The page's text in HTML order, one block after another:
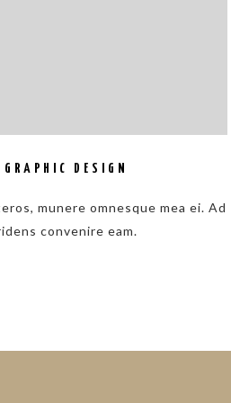
GRAPHIC DESIGN
munere omnesque mea ei. Ad
convenire eam.